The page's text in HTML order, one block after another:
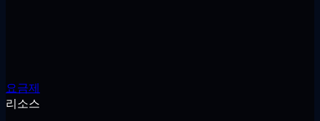
요금제
리소스